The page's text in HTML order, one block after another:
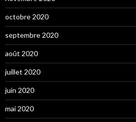
octobre 2020
septembre 2020
août 2020
juillet 2020
juin 2020
mai 2020